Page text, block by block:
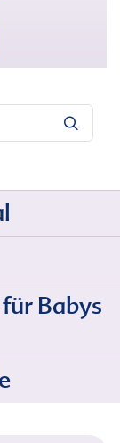
Babys